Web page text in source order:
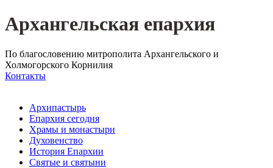
Архангельская епархия
По благословению митрополита Архангельского и
Холмогорского Корнилия
Контакты
Архипастырь
Епархия сегодня
Храмы и монастыри
Духовенство
История Епархии
Святые и святыни